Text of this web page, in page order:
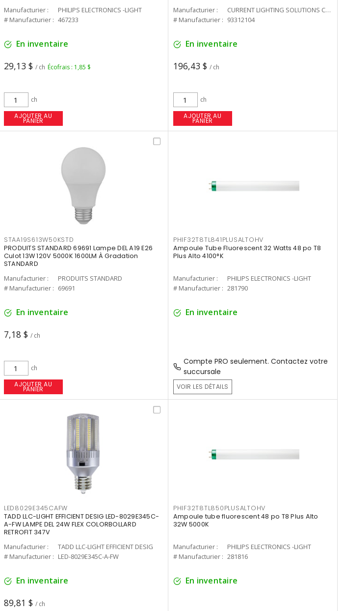
Manufacturier :
PHILIPS ELECTRONICS -LIGHT
# Manufacturier : 467233
En inventaire
29,13 $ / ch Écofrais : 1,85 $
ch
AJOUTER AU
PANIER
Manufacturier :
CURRENT LIGHTING SOLUTIONS CAN
# Manufacturier : 93312104
En inventaire
196,43 $ / ch
ch
AJOUTER AU
PANIER
STAA19S613W50KSTD
PRODUITS STANDARD 69691 Lampe DEL A19 E26
Culot 13W 120V 5000K 1600LM À Gradation
STANDARD
Manufacturier :
PRODUITS STANDARD
# Manufacturier : 69691
En inventaire
7,18 $ / ch
ch
AJOUTER AU
PANIER
PHIF32T8TL841PLUSALTOHV
Ampoule Tube Fluorescent 32 Watts 48 po T8
Plus Alto 4100°K
Manufacturier :
PHILIPS ELECTRONICS -LIGHT
# Manufacturier : 281790
En inventaire
Compte PRO seulement. Contactez votre
succursale
VOIR LES DÉTAILS
LED8029E345CAFW
TADD LLC-LIGHT EFFICIENT DESIG LED-8029E345C-
A-FW LAMPE DEL 24W FLEX COLORBOLLARD
RETROFIT 347V
Manufacturier :
TADD LLC-LIGHT EFFICIENT DESIG
# Manufacturier : LED-8029E345C-A-FW
En inventaire
89,81 $ / ch
PHIF32T8TL850PLUSALTOHV
Ampoule tube fluorescent 48 po T8 Plus Alto
32W 5000K
Manufacturier :
PHILIPS ELECTRONICS -LIGHT
# Manufacturier : 281816
En inventaire